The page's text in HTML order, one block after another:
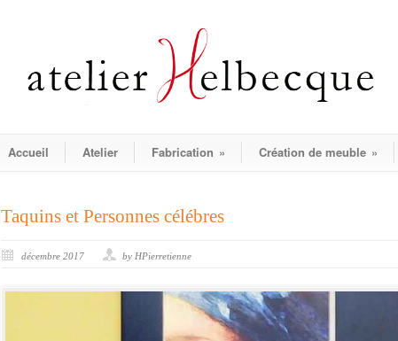
Accueil Atelier Fabrication » Création de meuble »
Taquins et Personnes célébres
décembre 2017 by HPierretienne